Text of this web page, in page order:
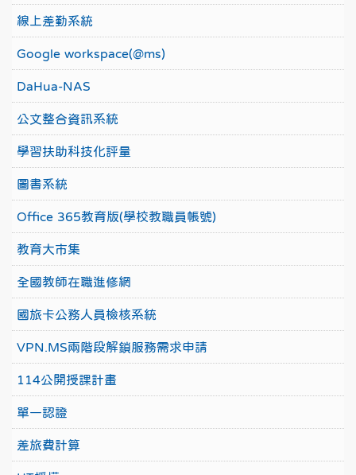
線上差勤系統
Google workspace(@ms)
DaHua-NAS
公文整合資訊系統
學習扶助科技化評量
圖書系統
Office 365教育版(學校教職員帳號)
教育大市集
全國教師在職進修網
國旅卡公務人員檢核系統
VPN.MS兩階段解鎖服務需求申請
114公開授課計畫
單一認證
差旅費計算